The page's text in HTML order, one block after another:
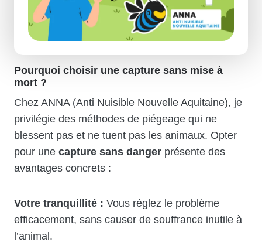
Pourquoi choisir une capture sans mise à
mort ?
Chez ANNA (Anti Nuisible Nouvelle Aquitaine), je
privilégie des méthodes de piégeage qui ne
blessent pas et ne tuent pas les animaux. Opter
pour une capture sans danger présente des
avantages concrets :
Votre tranquillité : Vous réglez le problème
efficacement, sans causer de souffrance inutile à
l’animal.